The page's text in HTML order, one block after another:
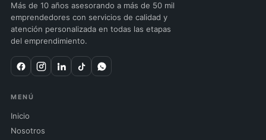
Más de 10 años asesorando a más de 50 mil
emprendedores con servicios de calidad y
atención personalizada en todas las etapas
del emprendimiento.
MENÚ
Inicio
Nosotros